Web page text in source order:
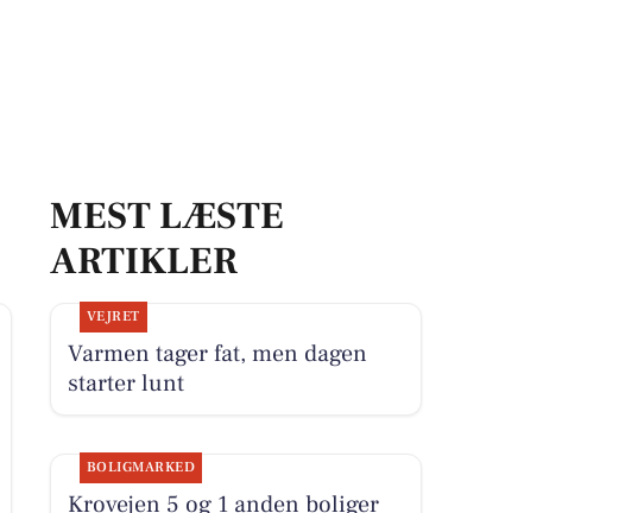
MEST LÆSTE
ARTIKLER
VEJRET
Varmen tager fat, men dagen
starter lunt
BOLIGMARKED
Krovejen 5 og 1 anden boliger